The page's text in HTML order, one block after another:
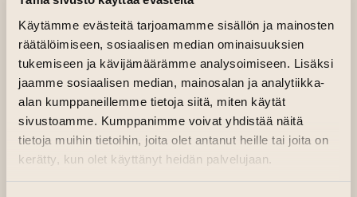
Käytämme evästeitä tarjoamamme sisällön ja mainosten
räätälöimiseen, sosiaalisen median ominaisuuksien
tukemiseen ja kävijämäärämme analysoimiseen. Lisäksi
jaamme sosiaalisen median, mainosalan ja analytiikka-
alan kumppaneillemme tietoja siitä, miten käytät
sivustoamme. Kumppanimme voivat yhdistää näitä
tietoja muihin tietoihin, joita olet antanut heille tai joita on
kerätty, kun olet käyttänyt heidän palvelujaan.
Arrangör:Galleri Aski(leder till annan webbtjänst)
Irina Laaja’s utställningWorld Famous
Superstar är på Galleri Aski 27.3.-12.4.2026.
Irina Laaja (f. 1989 i Vasa) arbetar främst med
textil och mixed media skulptur, men även foto,
video och performance.Kroppen är ofta
närvarande och dess komplexitet och
signifikation fascinerar henne; hur något så